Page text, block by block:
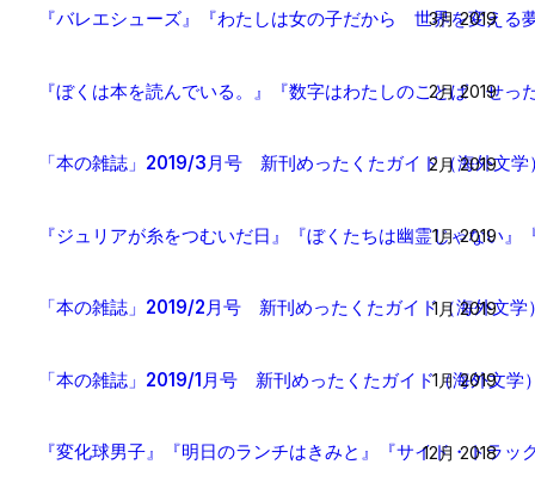
『バレエシューズ』『わたしは女の子だから 世界を変える
3月 2019
『ぼくは本を読んでいる。』『数字はわたしのことば せ
2月 2019
「本の雑誌」2019/3月号 新刊めったくたガイド（海外文学
2月 2019
『ジュリアが糸をつむいだ日』『ぼくたちは幽霊じゃない
1月 2019
「本の雑誌」2019/2月号 新刊めったくたガイド（海外文学
1月 2019
「本の雑誌」2019/1月号 新刊めったくたガイド（海外文学
1月 2019
『変化球男子』『明日のランチはきみと』『サイド・ト
12月 2018